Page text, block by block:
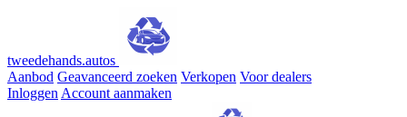
tweedehands.autos
Aanbod Geavanceerd zoeken Verkopen Voor dealers
Inloggen Account aanmaken